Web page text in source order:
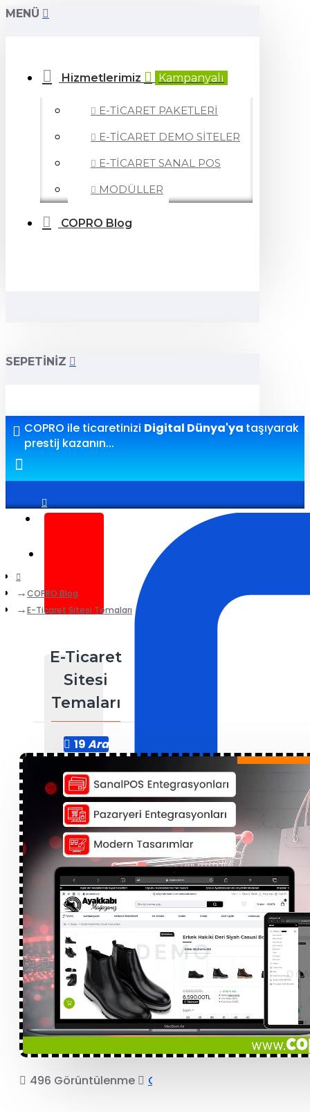
MENÜ
Hizmetlerimiz Kampanyalı
E-TİCARET PAKETLERİ
E-TİCARET DEMO SİTELER
E-TİCARET SANAL POS
MODÜLLER
COPRO Blog
SEPETINIZ
COPRO ile ticaretinizi Digital Dünya'ya taşıyarak
prestij kazanın...
Giriş yap
COPRO Blog
E-Ticaret Sitesi Temaları
E-Ticaret
Sitesi
Temaları
19Ara
496 Görüntülenme COPRO